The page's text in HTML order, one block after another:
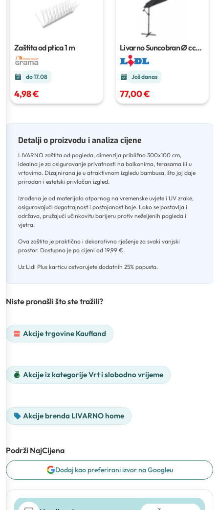
Zaštita od ptica1 m
do 17.08
4,98 €
Livarno SuncobranØ cca
300 cm
Još danas
77,00 €
Detalji o proizvodu i analiza cijene
LIVARNO zaštita od pogleda, dimenzija približno 300x100 cm,
idealna je za osiguravanje privatnosti na balkonima, terasama ili u
vrtovima. Dizajnirana je u atraktivnom izgledu bambusa, što joj daje
prirodan i estetski privlačan izgled.
Izrađena je od materijala otpornog na vremenske uvjete i UV zrake,
osiguravajući dugotrajnost i postojanost boje. Lako se postavlja i
održava, pružajući učinkovitu barijeru protiv neželjenih pogleda i
vjetra.
Ova zaštita je praktično i dekorativno rješenje za svaki vanjski
prostor. Dostupna je po cijeni od 19,99 €.
Uz Lidl Plus karticu ostvarujete dodatnih 25% popusta.
Niste pronašli što ste tražili?
Akcije trgovine Kaufland
Akcije iz kategorije Vrt i slobodno vrijeme
Akcije brenda LIVARNO home
Podrži NajCijena
Dodaj kao preferirani izvor na Googleu